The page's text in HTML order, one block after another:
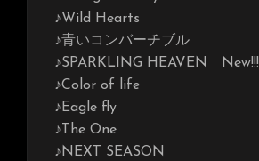
♪Wild Hearts
♪青いコンバーチブル
♪SPARKLING HEAVEN New!!!
♪Color of life
♪Eagle fly
♪The One
♪NEXT SEASON